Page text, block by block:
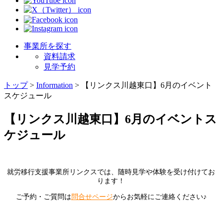
事業所を探す
資料請求
見学予約
トップ> Information >
【リンクス川越東口】6月のイベント
スケジュール
【リンクス川越東口】6月のイベントス
ケジュール
就労移行支援事業所リンクスでは、随時見学や体験を受け付けてお
ります！
ご予約・ご質問は 問合せページからお気軽にご連絡ください♪